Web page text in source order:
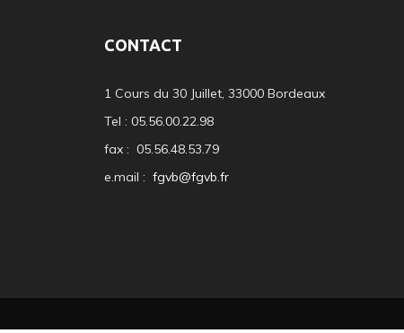
CONTACT
1 Cours du 30 Juillet, 33000 Bordeaux
Tel : 05.56.00.22.98
fax : 05.56.48.53.79
e.mail : fgvb@fgvb.fr